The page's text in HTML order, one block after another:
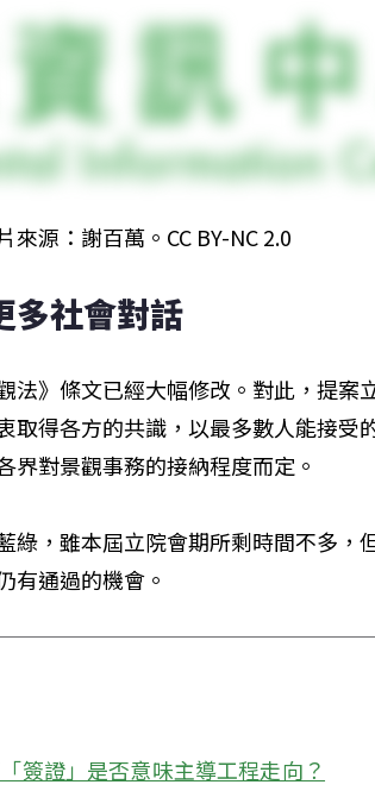
源：謝百萬。CC BY-NC 2.0
多社會對話
法》條文已經大幅修改。對此，提案
取得各方的共識，以最多數人能接受
界對景觀事務的接納程度而定。
綠，雖本屆立院會期所剩時間不多，
有通過的機會。
簽證」是否意味主導工程走向？